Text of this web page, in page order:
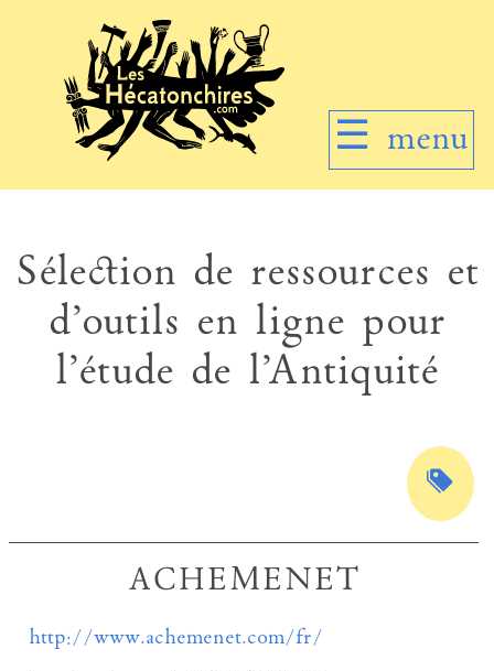
☰ menu
Sélection de ressources et
d’outils en ligne pour
l’étude de l’Antiquité
ACHEMENET
http://www.achemenet.com/fr/